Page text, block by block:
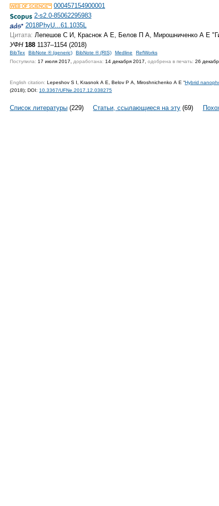
000457154900001
2-s2.0-85062295983
2018PhyU...61.1035L
Цитата: Лепешов С И, Краснок А Е, Белов П А, Мирошниченко А Е
УФН 188 1137–1154 (2018)
BibTex BibNote ® (generic) BibNote ® (RIS) Medline
RefWorks
Поступила: 17 июля 2017, доработана: 14 декабря 2017, одобрена в печать: 26
English citation: Lepeshov S I, Krasnok A E, Belov P A, Miroshnichenko A E “Hybrid
(2018); DOI: 10.3367/UFNe.2017.12.038275
Список литературы (229) Статьи, ссылающиеся на эту (69)